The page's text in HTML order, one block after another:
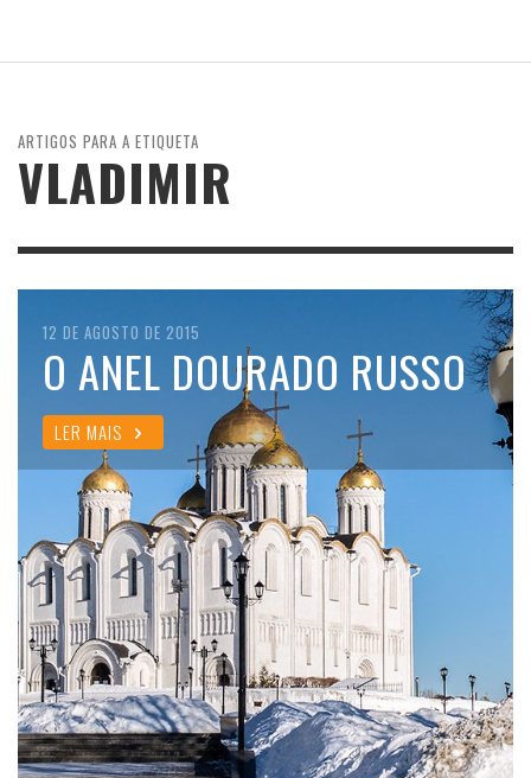
ARTIGOS PARA A ETIQUETA
VLADIMIR
12 DE AGOSTO DE 2015
O ANEL DOURADO RUSSO
LER MAIS